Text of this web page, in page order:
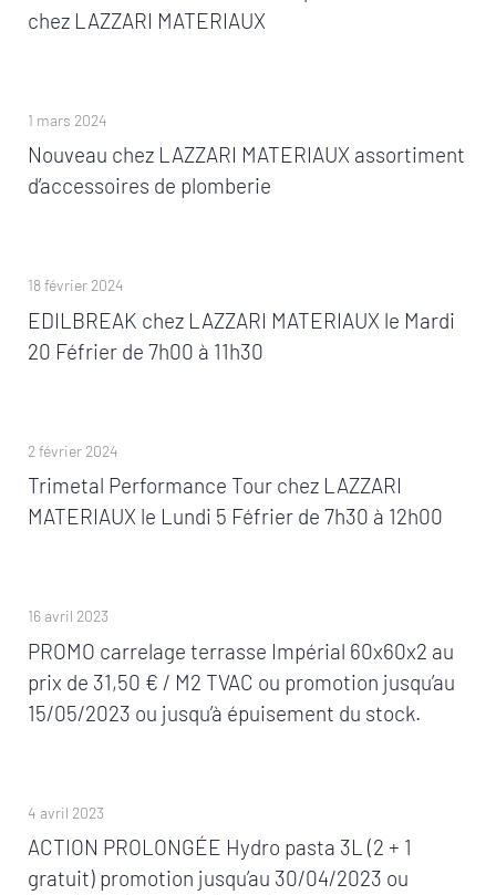
chez LAZZARI MATERIAUX
1 mars 2024
Nouveau chez LAZZARI MATERIAUX assortiment
d’accessoires de plomberie
18 février 2024
EDILBREAK chez LAZZARI MATERIAUX le Mardi
20 Féfrier de 7h00 à 11h30
2 février 2024
Trimetal Performance Tour chez LAZZARI
MATERIAUX le Lundi 5 Féfrier de 7h30 à 12h00
16 avril 2023
PROMO carrelage terrasse Impérial 60x60x2 au
prix de 31,50 € / M2 TVAC ou promotion jusqu’au
15/05/2023 ou jusqu’à épuisement du stock.
4 avril 2023
ACTION PROLONGÉE Hydro pasta 3L (2 + 1
gratuit) promotion jusqu’au 30/04/2023 ou